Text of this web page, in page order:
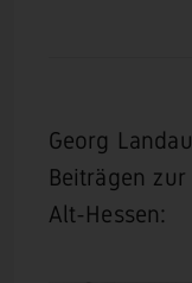
Georg
Beiträgen
Alt-Hessen: